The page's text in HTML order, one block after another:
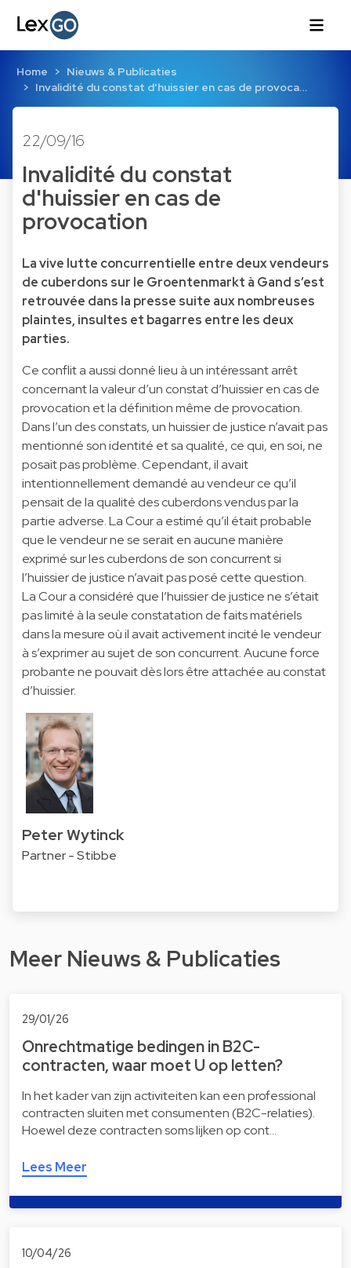
Home
Nieuws & Publicaties
Invalidité du constat d'huissier en cas de provoca…
22/09/16
Invalidité du constat
d'huissier en cas de
provocation
La vive lutte concurrentielle entre deux vendeurs
de cuberdons sur le Groentenmarkt à Gand s’est
retrouvée dans la presse suite aux nombreuses
plaintes, insultes et bagarres entre les deux
parties.
Ce conflit a aussi donné lieu à un intéressant arrêt
concernant la valeur d’un constat d’huissier en cas de
provocation et la définition même de provocation.
Dans l’un des constats, un huissier de justice n’avait pas
mentionné son identité et sa qualité, ce qui, en soi, ne
posait pas problème. Cependant, il avait
intentionnellement demandé au vendeur ce qu’il
pensait de la qualité des cuberdons vendus par la
partie adverse. La Cour a estimé qu’il était probable
que le vendeur ne se serait en aucune manière
exprimé sur les cuberdons de son concurrent si
l’huissier de justice n’avait pas posé cette question.
La Cour a considéré que l’huissier de justice ne s’était
pas limité à la seule constatation de faits matériels
dans la mesure où il avait activement incité le vendeur
à s’exprimer au sujet de son concurrent. Aucune force
probante ne pouvait dès lors être attachée au constat
d’huissier.
Peter Wytinck
Partner - Stibbe
Meer Nieuws & Publicaties
29/01/26
Onrechtmatige bedingen in B2C-
contracten, waar moet U op letten?
In het kader van zijn activiteiten kan een professional
contracten sluiten met consumenten (B2C-relaties).
Hoewel deze contracten soms lijken op cont…
Lees Meer
10/04/26